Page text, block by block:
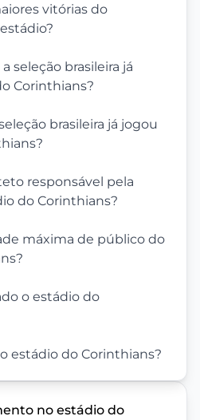
vitórias do
seleção brasileira já
Corinthians?
brasileira já jogou
responsável pela
do Corinthians?
máxima de público do
o estádio do
estádio do Corinthians?
no estádio do